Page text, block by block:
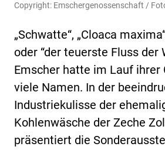
Copyright: Emschergenossenschaft /
„Schwatte“, „Cloaca
oder “der teuerste Fluss der
Emscher hatte im Lauf ihrer
viele Namen. In der
Industriekulisse der
Kohlenwäsche der Zeche
präsentiert die